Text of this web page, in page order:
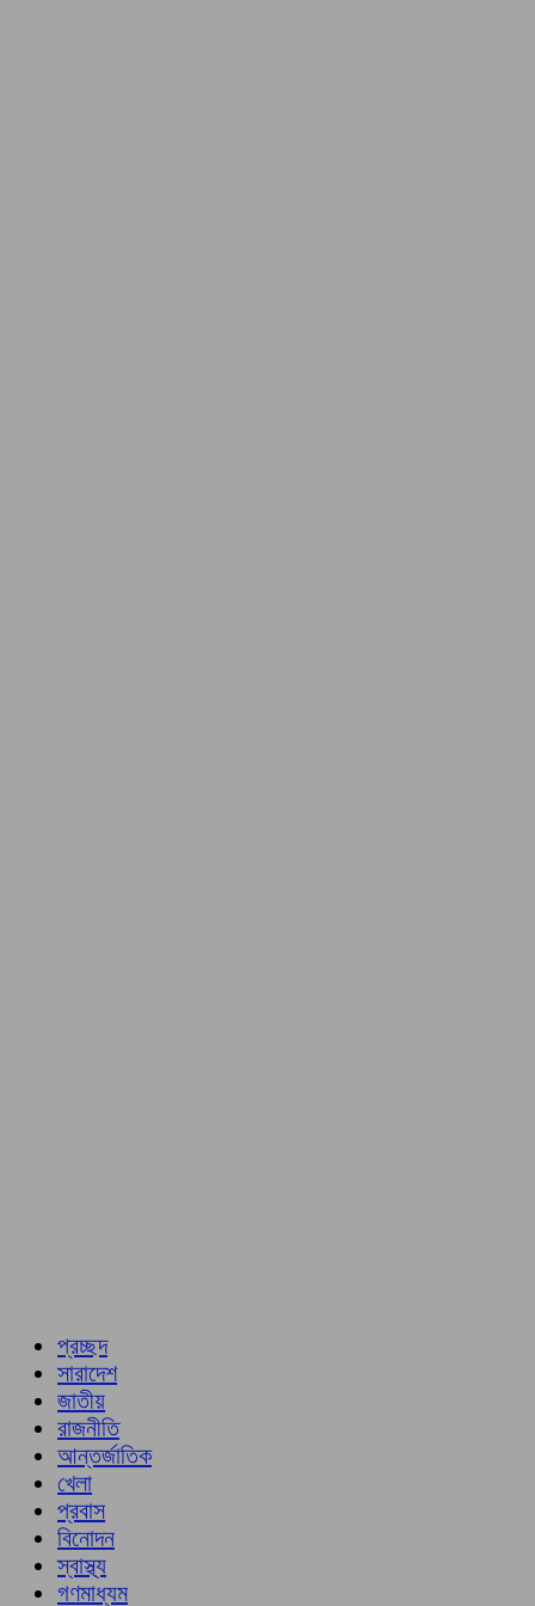
প্রচ্ছদ
সারাদেশ
জাতীয়
রাজনীতি
আন্তর্জাতিক
খেলা
প্রবাস
বিনোদন
স্বাস্থ্য
গণমাধ্যম